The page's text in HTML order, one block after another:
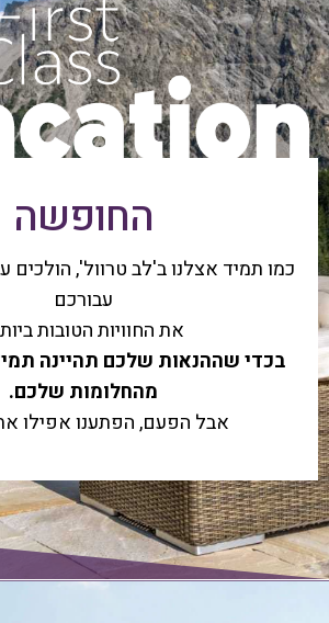
החופשה
עבורכם
את החוויות הטובות
בכדי שההנאות שלכם תהיינה
מהחלומות שלכם.
אבל הפעם, הפתענו אפילו את